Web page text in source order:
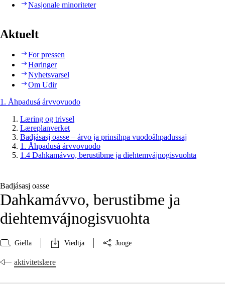
Nasjonale minoriteter
Aktuelt
For pressen
Høringer
Nyhetsvarsel
Om Udir
1. Åhpadusá árvvovuodo
Læring og trivsel
Læreplanverket
Badjásasj oasse – árvo ja prinsihpa vuodoåhpadussaj
1. Åhpadusá árvvovuodo
1.4 Dahkamávvo, berustibme ja diehtemvájnogisvuohta
Badjásasj oasse
Dahkamávvo, berustibme ja
diehtemvájnogisvuohta
Giella Viedtja Juoge
aktivitetslære